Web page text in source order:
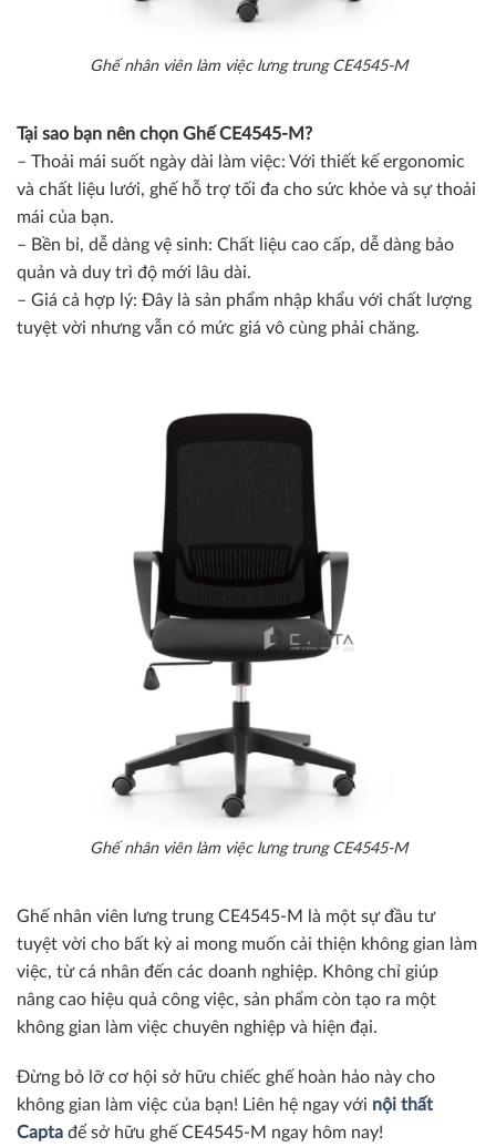
Ghế nhân viên làm việc lưng trung CE4545-M
Tại sao bạn nên chọn Ghế CE4545-M?
– Thoải mái suốt ngày dài làm việc: Với thiết kế ergonomic
và chất liệu lưới, ghế hỗ trợ tối đa cho sức khỏe và sự thoải
mái của bạn.
– Bền bỉ, dễ dàng vệ sinh: Chất liệu cao cấp, dễ dàng bảo
quản và duy trì độ mới lâu dài.
– Giá cả hợp lý: Đây là sản phẩm nhập khẩu với chất lượng
tuyệt vời nhưng vẫn có mức giá vô cùng phải chăng.
Ghế nhân viên làm việc lưng trung CE4545-M
Ghế nhân viên lưng trung CE4545-M là một sự đầu tư
tuyệt vời cho bất kỳ ai mong muốn cải thiện không gian làm
việc, từ cá nhân đến các doanh nghiệp. Không chỉ giúp
nâng cao hiệu quả công việc, sản phẩm còn tạo ra một
không gian làm việc chuyên nghiệp và hiện đại.
Đừng bỏ lỡ cơ hội sở hữu chiếc ghế hoàn hảo này cho
không gian làm việc của bạn! Liên hệ ngay với nội thất
Capta để sở hữu ghế CE4545-M ngay hôm nay!